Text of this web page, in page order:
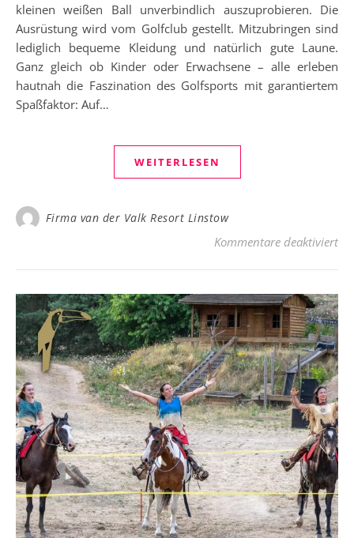
kleinen weißen Ball unverbindlich auszuprobieren. Die
Ausrüstung wird vom Golfclub gestellt. Mitzubringen sind
lediglich bequeme Kleidung und natürlich gute Laune.
Ganz gleich ob Kinder oder Erwachsene – alle erleben
hautnah die Faszination des Golfsports mit garantiertem
Spaßfaktor: Auf…
WEITERLESEN
Firma van der Valk Resort Linstow
Kommentare deaktiviertfür